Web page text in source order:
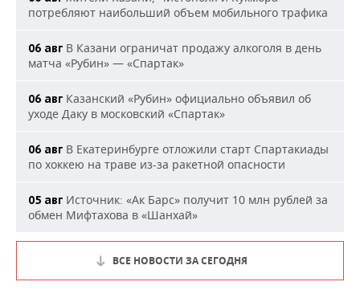
потребляют наибольший объем мобильного трафика
06 авг В Казани ограничат продажу алкоголя в день
матча «Рубин» — «Спартак»
06 авг Казанский «Рубин» официально объявил об
уходе Даку в московский «Спартак»
06 авг В Екатеринбурге отложили старт Спартакиады
по хоккею на траве из-за ракетной опасности
05 авг Источник: «Ак Барс» получит 10 млн рублей за
обмен Мифтахова в «Шанхай»
ВСЕ НОВОСТИ ЗА СЕГОДНЯ